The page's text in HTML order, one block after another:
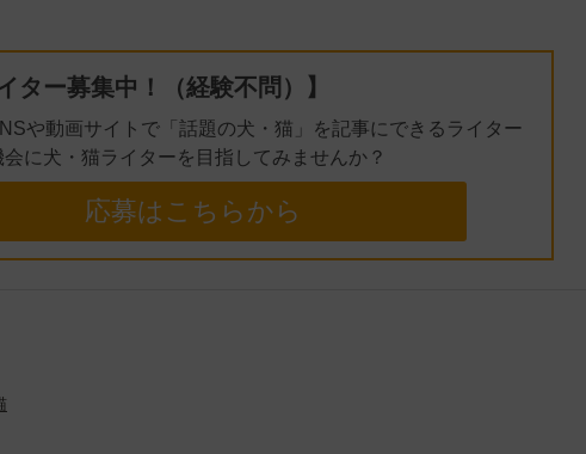
ター募集中！（経験不問）】
や動画サイトで「話題の犬・猫」を記事にできるライター
に犬・猫ライターを目指してみませんか？
応募はこちらから